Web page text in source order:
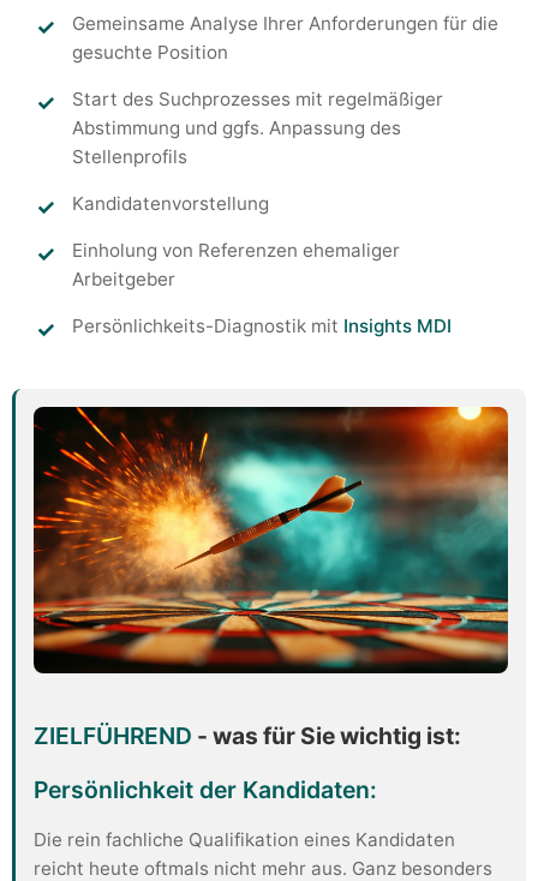
Gemeinsame Analyse Ihrer Anforderungen für die
gesuchte Position
Start des Suchprozesses mit regelmäßiger
Abstimmung und ggfs. Anpassung des
Stellenprofils
Kandidatenvorstellung
Einholung von Referenzen ehemaliger
Arbeitgeber
Persönlichkeits-Diagnostik mit Insights MDI
ZIELFÜHREND - was für Sie wichtig ist:
Persönlichkeit der Kandidaten:
Die rein fachliche Qualifikation eines Kandidaten
reicht heute oftmals nicht mehr aus. Ganz besonders